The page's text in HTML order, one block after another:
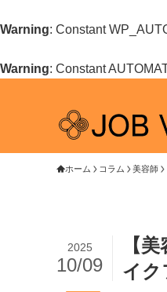
Warning: Constant
Warning: Constant
ホーム コラム 美容師
【
イク
2025
10/09